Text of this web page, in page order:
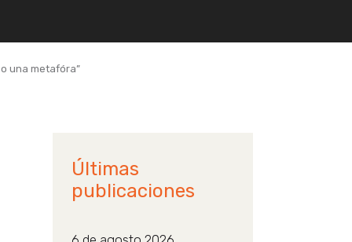
una metafóra”
Últimas
publicaciones